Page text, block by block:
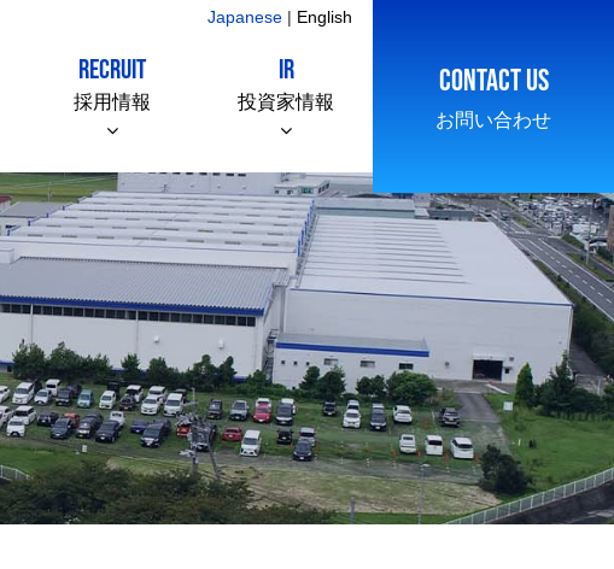
Japanese | English
RECRUIT
採用情報
IR
投資家情報
CONTACT US
お問い合わせ